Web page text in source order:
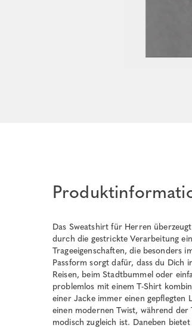
Das Sweatshirt für Herren
durch die gestrickte Verarbeitung
Trageeigenschaften, die besonders
Passform sorgt dafür, dass du Dich
Reisen, beim Stadtbummel oder
problemlos mit einem T-Shirt
einer Jacke immer einen gepflegten
einen modernen Twist, während
modisch zugleich ist. Daneben